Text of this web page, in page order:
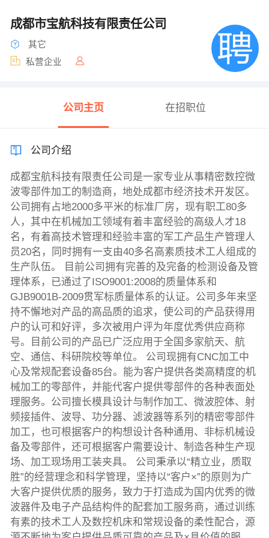
成都市宝航科技有限责任公司
其它
私营企业
公司主页 在招职位
公司介绍
成都宝航科技有限责任公司是一家专业从事精密数控微
波零部件加工的制造商，地处成都市经济技术开发区。
公司拥有占地2000多平米的标准厂房，现有职工80多
人，其中在机械加工领域有着丰富经验的高级人才18
名，有着高技术管理和经验丰富的军工产品生产管理人
员20名，同时拥有一支由40多名高素质技术工人组成的
生产队伍。 目前公司拥有完善的及完备的检测设备及管
理体系，已通过了ISO9001:2008的质量体系和
GJB9001B-2009贯军标质量体系的认证。公司多年来坚
持不懈地对产品的高品质的追求，使公司的产品获得用
户的认可和好评，多次被用户评为年度优秀供应商称
号。目前公司的产品已广泛应用于全国多家航天、航
空、通信、科研院校等单位。 公司现拥有CNC加工中
心及常规配套设备85台。能为客户提供各类高精度的机
械加工的零部件，并能代客户提供零部件的各种表面处
理服务。公司擅长模具设计与制作加工、微波腔体、射
频接插件、波导、功分器、滤波器等系列的精密零部件
加工，也可根据客户的构想设计各种通用、非标机械设
备及零部件，还可根据客户需要设计、制造各种生产现
场、加工现场用工装夹具。 公司秉承以“精立业，质取
胜”的经营理念和科学管理，坚持以“客户×”的原则为广
大客户提供优质的服务，致力于打造成为国内优秀的微
波器件及电子产品结构件的配套加工服务商，通过训练
有素的技术工人及数控机床和常规设备的柔性配合，源